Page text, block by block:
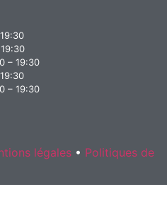
– 19:30
– 19:30
légales • Politiques de